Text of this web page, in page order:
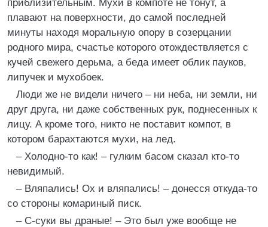
приблизительным. Мухи в компоте не тонут, а
плавают на поверхности, до самой последней
минуты находя моральную опору в созерцании
родного мира, счастье которого отождествляется с
кучей свежего дерьма, а беда имеет облик пауков,
липучек и мухобоек.
Люди же не видели ничего – ни неба, ни земли, ни
друг друга, ни даже собственных рук, поднесенных к
лицу. А кроме того, никто не поставит компот, в
котором барахтаются мухи, на лед.
– Холодно-то как! – гулким басом сказал кто-то
невидимый.
– Вляпались! Ох и вляпались! – донесся откуда-то
со стороны комариный писк.
– С-суки вы драные! – Это был уже вообще не